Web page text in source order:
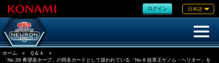
ログイン 日本語
ホーム » Ｑ＆Ａ
»
「No.39 希望皇ホープ」の同名カードとして扱われている「No.8 紋章王ゲノム・ヘリター」を